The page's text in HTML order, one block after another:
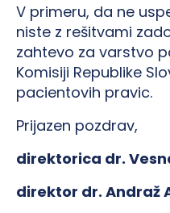
V primeru, da ne
niste z rešitvami
zahtevo za varstvo
Komisiji Republike
pacientovih pravic.
Prijazen pozdrav,
direktorica dr.
direktor dr. Andraž